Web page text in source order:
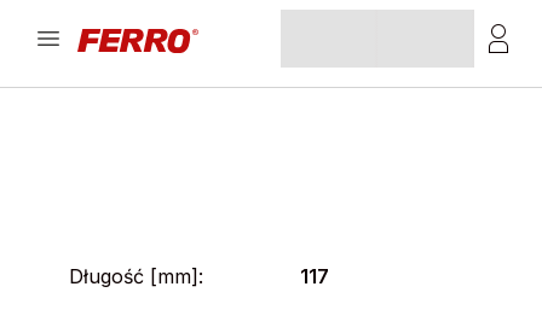
Długość [mm]: 117